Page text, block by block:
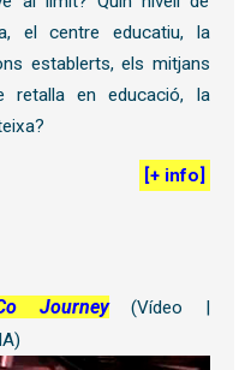
el centre educatiu, la
establerts, els mitjans
retalla en educació, la
[+ info]
Journey(Vídeo |